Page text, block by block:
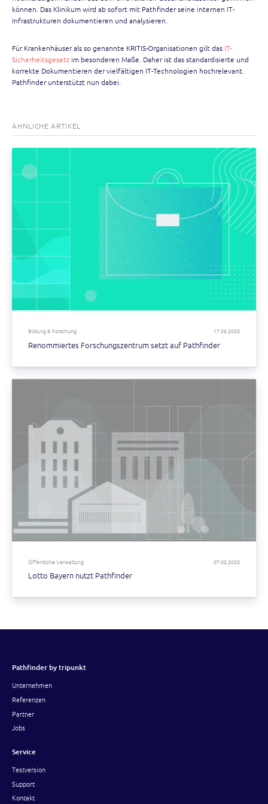
können. Das Klinikum wird ab sofort mit Pathfinder seine internen IT-
Infrastrukturen dokumentieren und analysieren.
Für Krankenhäuser als so genannte KRITIS-Organisationen gilt das IT-
Sicherheitsgesetz im besonderen Maße. Daher ist das standardisierte und
korrekte Dokumentieren der vielfältigen IT-Technologien hochrelevant.
Pathfinder unterstützt nun dabei.
ÄHNLICHE ARTIKEL
Bildung & Forschung 17.06.2020
Renommiertes Forschungszentrum setzt auf Pathfinder
Öffentliche Verwaltung 07.02.2020
Lotto Bayern nutzt Pathfinder
Pathfinder by tripunkt
Unternehmen
Referenzen
Partner
Jobs
Service
Testversion
Support
Kontakt